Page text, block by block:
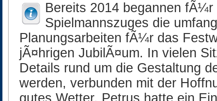
Bereits 2014 begannen
Spielmannszuges die
Planungsarbeiten fÃ¼r das
jÃ¤hrigen JubilÃ¤um. In vielen
Details rund um die Gestaltung
werden, verbunden mit der
gutes Wetter. Petrus hatte ein